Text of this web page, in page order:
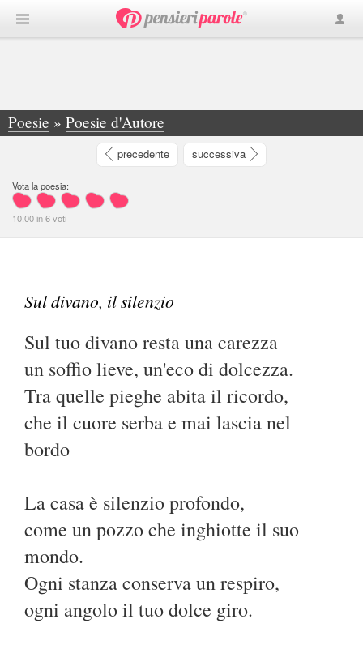
Poesie » Poesie d'Autore
»Sul divano, il silenzio - Sul tuo divano resta una carezza un soffio... - Bernardo Panzeca
precedente successiva
Vota la poesia:
10.00in6voti
Sul divano, il silenzio
Sul tuo divano resta una carezza
un soffio lieve, un'eco di dolcezza.
Tra quelle pieghe abita il ricordo,
che il cuore serba e mai lascia nel
bordo
La casa è silenzio profondo,
come un pozzo che inghiotte il suo
mondo.
Ogni stanza conserva un respiro,
ogni angolo il tuo dolce giro.